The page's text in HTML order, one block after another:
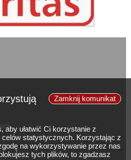
Zamknij komunikat
aby ułatwić Ci korzystanie z
statystycznych. Korzystając z
na wykorzystywanie przez nas
tych plików, to zgadzasz